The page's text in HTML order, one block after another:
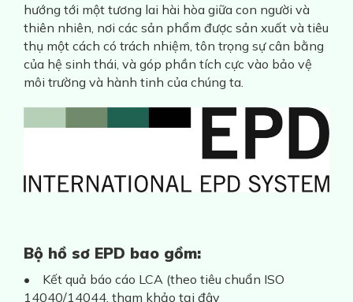
hướng tới một tương lai hài hòa giữa con người và
thiên nhiên, nơi các sản phẩm được sản xuất và tiêu
thụ một cách có trách nhiệm, tôn trọng sự cân bằng
của hệ sinh thái, và góp phần tích cực vào bảo vệ
môi trường và hành tinh của chúng ta.
Bộ hồ sơ EPD bao gồm:
• Kết quả báo cáo LCA (theo tiêu chuẩn ISO
14040/14044, tham khảo tại đây